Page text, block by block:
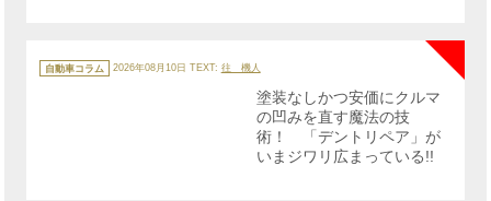
テ
ゴ
自動車コラム 2026年08月10日 TEXT: 往 機人
塗装なしかつ安価にクルマ
の凹みを直す魔法の技
術！ 「デントリペア」が
いまジワリ広まっている!!